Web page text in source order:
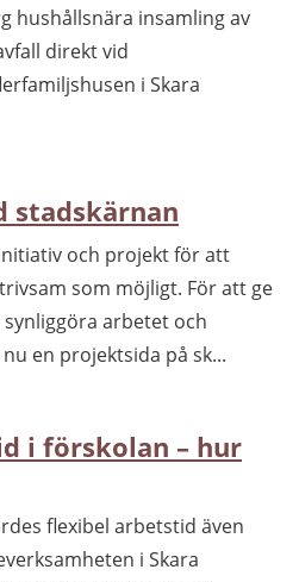
hushållsnära insamling av
direkt vid
i Skara
stadskärnan
och projekt för att
som möjligt. För att ge
arbetet och
en projektsida på sk...
i förskolan – hur
flexibel arbetstid även
i Skara